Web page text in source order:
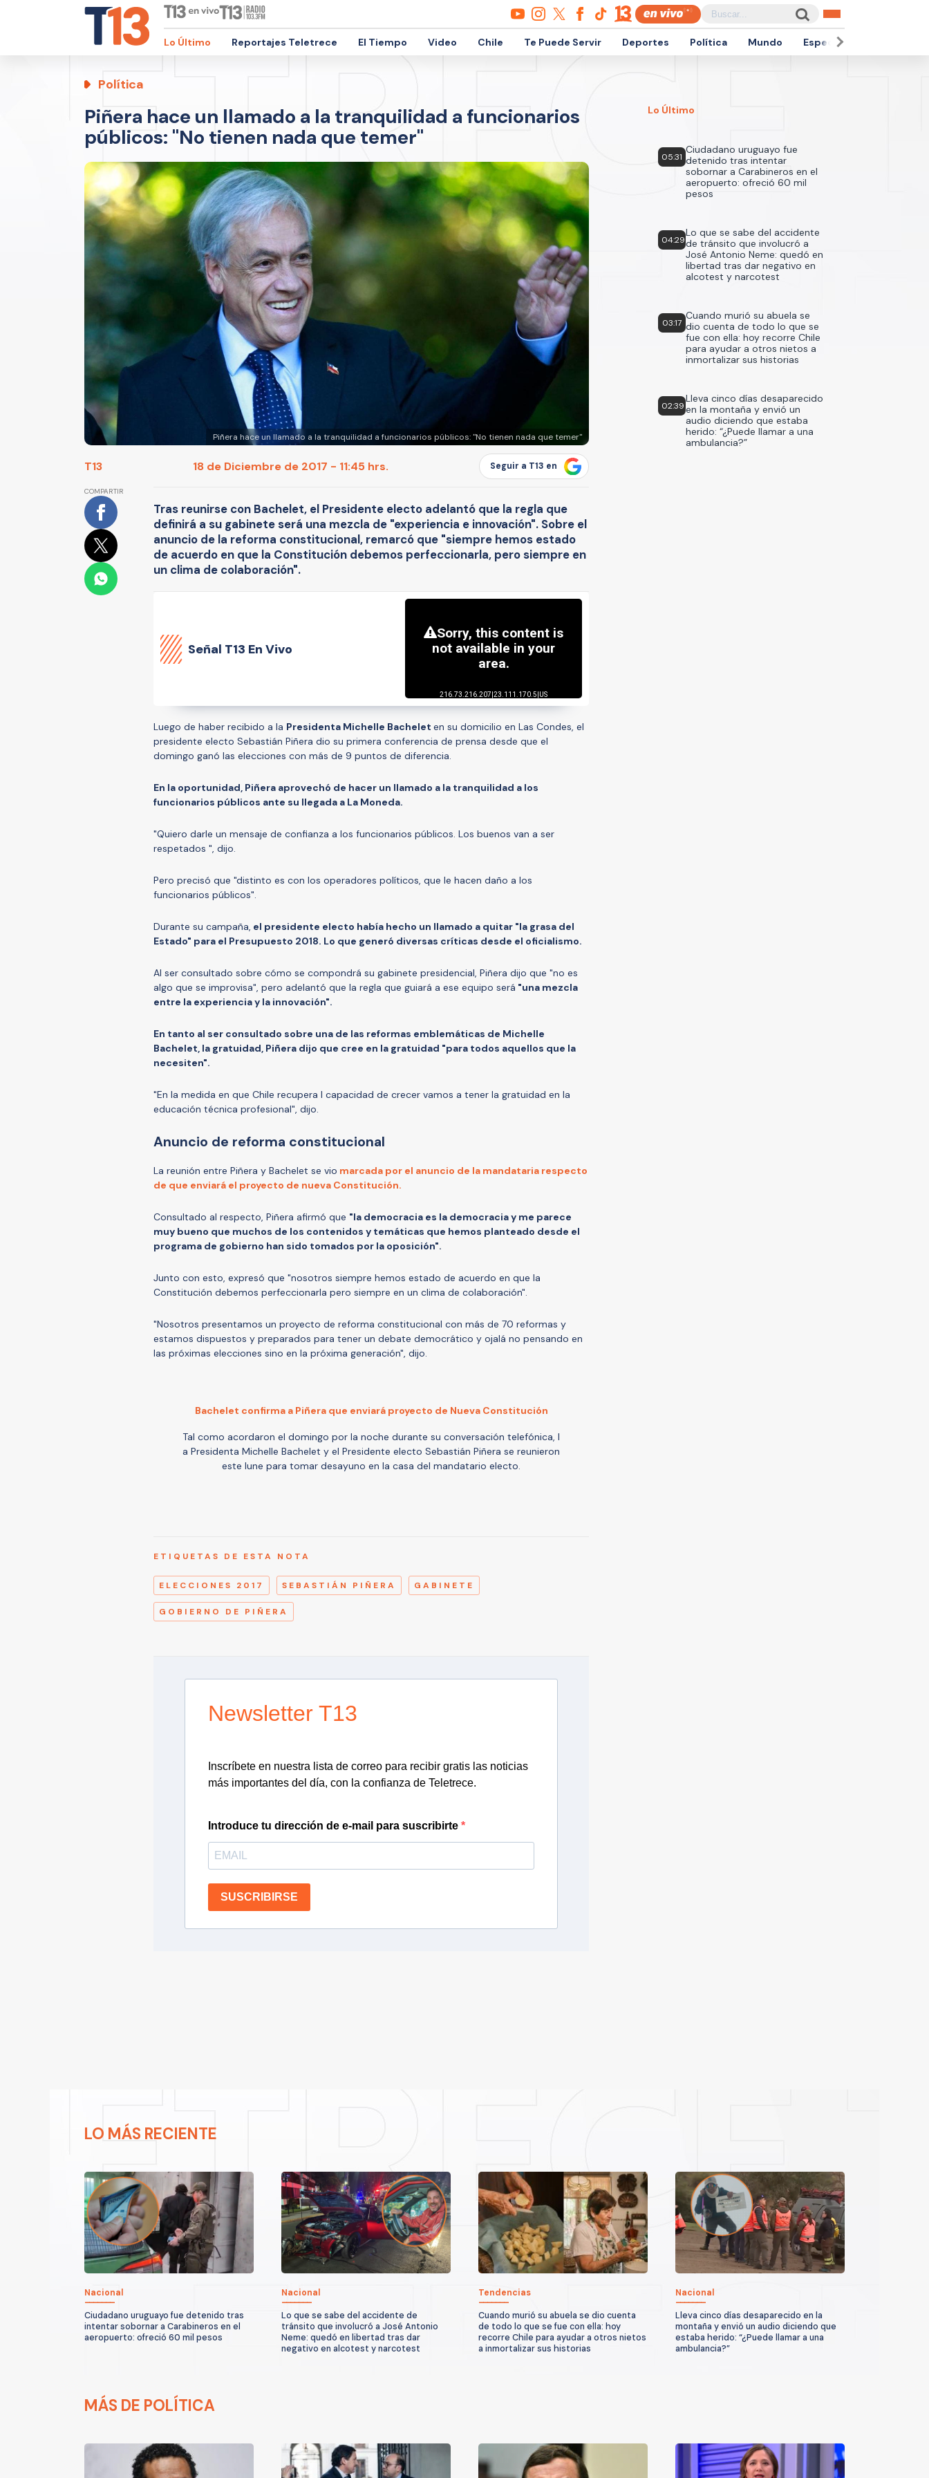
Lo Último Reportajes Teletrece El Tiempo Video Chile Te Puede Servir Deportes Política Mundo Espectáculos
Política
Piñera hace un llamado a la tranquilidad a funcionarios
públicos: "No tienen nada que temer"
Piñera hace un llamado a la tranquilidad a funcionarios públicos: "No tienen nada que temer"
T13 18 de Diciembre de 2017 - 11:45 hrs. Seguir a T13 en
COMPARTIR
Tras reunirse con Bachelet, el Presidente electo adelantó que la regla que
definirá a su gabinete será una mezcla de "experiencia e innovación". Sobre el
anuncio de la reforma constitucional, remarcó que "siempre hemos estado
de acuerdo en que la Constitución debemos perfeccionarla, pero siempre en
un clima de colaboración".
Señal T13 En Vivo
Luego de haber recibido a la Presidenta Michelle Bachelet en su domicilio en Las Condes, el
presidente electo Sebastián Piñera dio su primera conferencia de prensa desde que el
domingo ganó las elecciones con más de 9 puntos de diferencia.
En la oportunidad, Piñera aprovechó de hacer un llamado a la tranquilidad a los
funcionarios públicos ante su llegada a La Moneda.
"Quiero darle un mensaje de confianza a los funcionarios públicos. Los buenos van a ser
respetados ", dijo.
Pero precisó que "distinto es con los operadores políticos, que le hacen daño a los
funcionarios públicos".
Durante su campaña, el presidente electo había hecho un llamado a quitar "la grasa del
Estado" para el Presupuesto 2018. Lo que generó diversas críticas desde el oficialismo.
Al ser consultado sobre cómo se compondrá su gabinete presidencial, Piñera dijo que "no es
algo que se improvisa", pero adelantó que la regla que guiará a ese equipo será "una mezcla
entre la experiencia y la innovación".
En tanto al ser consultado sobre una de las reformas emblemáticas de Michelle
Bachelet, la gratuidad, Piñera dijo que cree en la gratuidad "para todos aquellos que la
necesiten".
"En la medida en que Chile recupera l capacidad de crecer vamos a tener la gratuidad en la
educación técnica profesional", dijo.
Anuncio de reforma constitucional
La reunión entre Piñera y Bachelet se vio marcada por el anuncio de la mandataria respecto
de que enviará el proyecto de nueva Constitución.
Consultado al respecto, Piñera afirmó que "la democracia es la democracia y me parece
muy bueno que muchos de los contenidos y temáticas que hemos planteado desde el
programa de gobierno han sido tomados por la oposición".
Junto con esto, expresó que "nosotros siempre hemos estado de acuerdo en que la
Constitución debemos perfeccionarla pero siempre en un clima de colaboración".
"Nosotros presentamos un proyecto de reforma constitucional con más de 70 reformas y
estamos dispuestos y preparados para tener un debate democrático y ojalá no pensando en
las próximas elecciones sino en la próxima generación", dijo.
Bachelet confirma a Piñera que enviará proyecto de Nueva Constitución
Tal como acordaron el domingo por la noche durante su conversación telefónica, l
a Presidenta Michelle Bachelet y el Presidente electo Sebastián Piñera se reunieron
este lune para tomar desayuno en la casa del mandatario electo.
ETIQUETAS DE ESTA NOTA
ELECCIONES 2017 SEBASTIÁN PIÑERA GABINETE
GOBIERNO DE PIÑERA
Newsletter T13
Inscríbete en nuestra lista de correo para recibir gratis las noticias
más importantes del día, con la confianza de Teletrece.
Introduce tu dirección de e-mail para suscribirte
SUSCRIBIRSE
Lo Último
05:31
Ciudadano uruguayo fue
detenido tras intentar
sobornar a Carabineros en el
aeropuerto: ofreció 60 mil
pesos
04:29
Lo que se sabe del accidente
de tránsito que involucró a
José Antonio Neme: quedó en
libertad tras dar negativo en
alcotest y narcotest
03:17
Cuando murió su abuela se
dio cuenta de todo lo que se
fue con ella: hoy recorre Chile
para ayudar a otros nietos a
inmortalizar sus historias
02:39
Lleva cinco días desaparecido
en la montaña y envió un
audio diciendo que estaba
herido: “¿Puede llamar a una
ambulancia?”
LO MÁS RECIENTE
Nacional
Ciudadano uruguayo fue detenido tras
intentar sobornar a Carabineros en el
aeropuerto: ofreció 60 mil pesos
Nacional
Lo que se sabe del accidente de
tránsito que involucró a José Antonio
Neme: quedó en libertad tras dar
negativo en alcotest y narcotest
Tendencias
Cuando murió su abuela se dio cuenta
de todo lo que se fue con ella: hoy
recorre Chile para ayudar a otros nietos
a inmortalizar sus historias
Nacional
Lleva cinco días desaparecido en la
montaña y envió un audio diciendo que
estaba herido: “¿Puede llamar a una
ambulancia?”
MÁS DE POLÍTICA